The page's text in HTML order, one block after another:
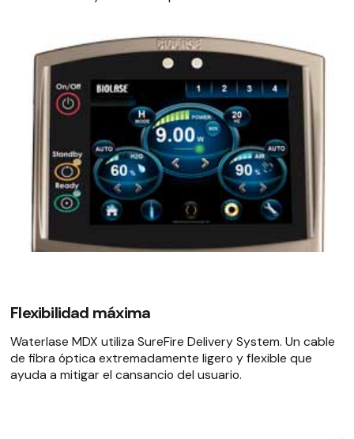
Flexibilidad máxima
Waterlase MDX utiliza SureFire Delivery System. Un cable
de fibra óptica extremadamente ligero y flexible que
ayuda a mitigar el cansancio del usuario.